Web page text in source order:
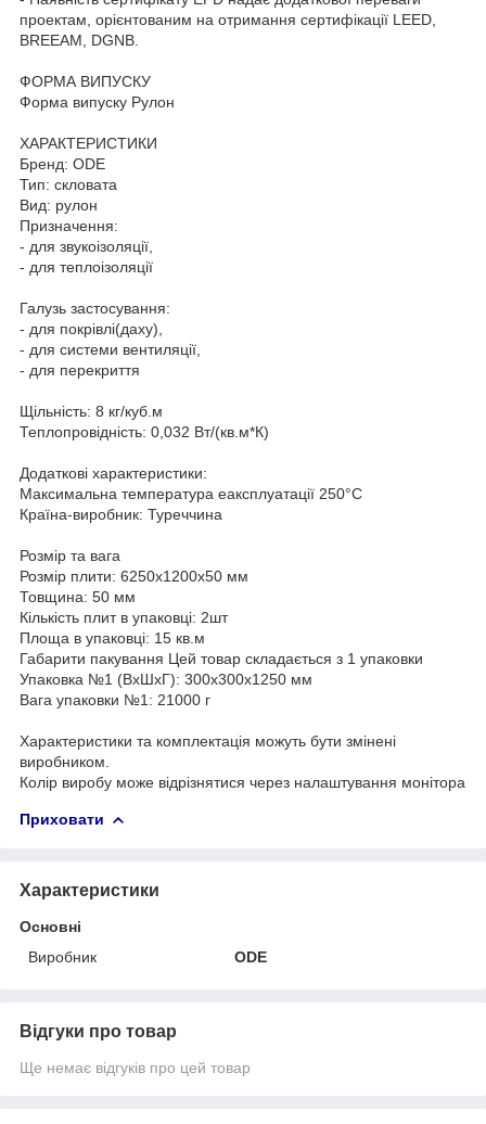
проектам, орієнтованим на отримання сертифікації LEED,
BREEAM, DGNB.
ФОРМА ВИПУСКУ
Форма випуску Рулон
ХАРАКТЕРИСТИКИ
Бренд: ODE
Тип: скловата
Вид: рулон
Призначення:
- для звукоізоляції,
- для теплоізоляції
Галузь застосування:
- для покрівлі(даху),
- для системи вентиляції,
- для перекриття
Щільність: 8 кг/куб.м
Теплопровідність: 0,032 Вт/(кв.м*К)
Додаткові характеристики:
Максимальна температура еаксплуатації 250°С
Країна-виробник: Туреччина
Розмір та вага
Розмір плити: 6250x1200x50 мм
Товщина: 50 мм
Кількість плит в упаковці: 2шт
Площа в упаковці: 15 кв.м
Габарити пакування Цей товар складається з 1 упаковки
Упаковка №1 (ВхШхГ): 300x300x1250 мм
Вага упаковки №1: 21000 г
Характеристики та комплектація можуть бути змінені
виробником.
Колір виробу може відрізнятися через налаштування монітора
Приховати
Характеристики
Основні
Виробник
ODE
Відгуки про товар
Ще немає відгуків про цей товар